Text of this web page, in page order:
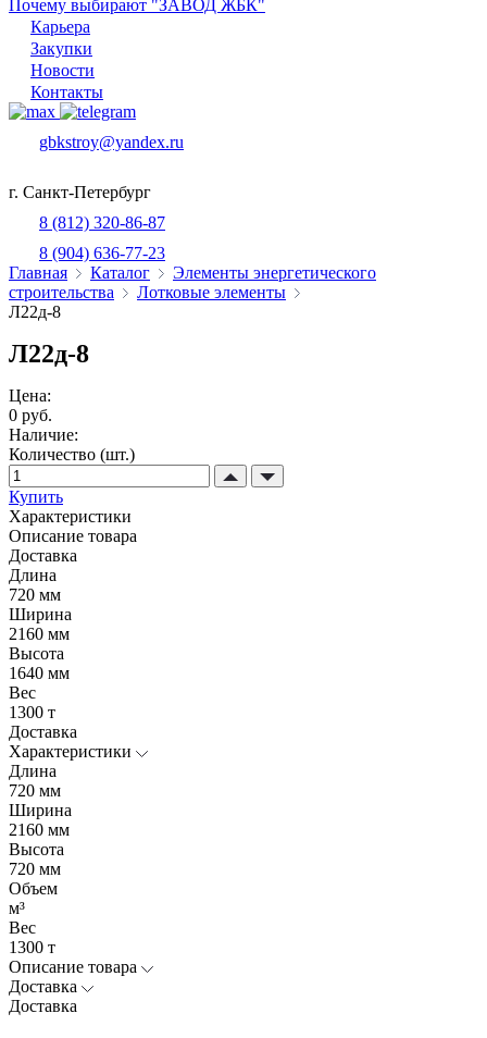
Почему выбирают "ЗАВОД ЖБК"
Карьера
Закупки
Новости
Контакты
gbkstroy@yandex.ru
г. Санкт-Петербург
8 (812) 320-86-87
8 (904) 636-77-23
Главная
Каталог
Элементы энергетического
строительства
Лотковые элементы
Л22д-8
Л22д-8
Цена:
0 руб.
Наличие:
Количество (шт.)
Купить
Характеристики
Описание товара
Доставка
Длина
720 мм
Ширина
2160 мм
Высота
1640 мм
Вес
1300 т
Доставка
Характеристики
Длина
720 мм
Ширина
2160 мм
Высота
720 мм
Объем
м³
Вес
1300 т
Описание товара
Доставка
Доставка